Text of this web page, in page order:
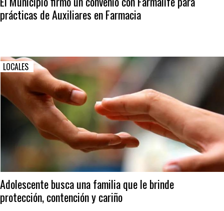
prácticas de Auxiliares en Farmacia
LOCALES
Adolescente busca una familia que le brinde
protección, contención y cariño